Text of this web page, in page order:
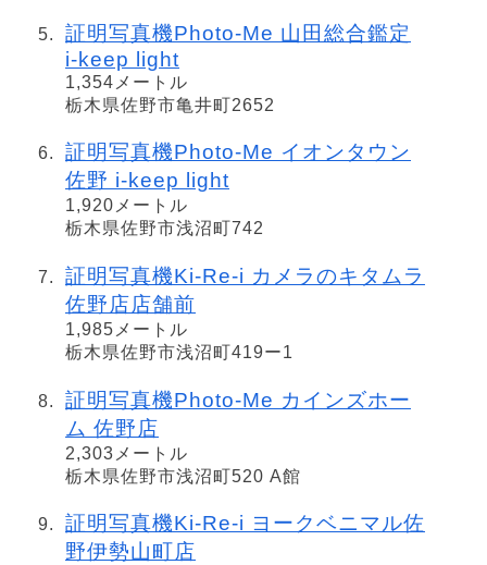
証明写真機Photo-Me 山田総合鑑定
i-keep light
1,354メートル
栃木県佐野市亀井町2652
証明写真機Photo-Me イオンタウン
佐野 i-keep light
1,920メートル
栃木県佐野市浅沼町742
証明写真機Ki-Re-i カメラのキタムラ
佐野店店舗前
1,985メートル
栃木県佐野市浅沼町419ー1
証明写真機Photo-Me カインズホー
ム 佐野店
2,303メートル
栃木県佐野市浅沼町520 A館
証明写真機Ki-Re-i ヨークベニマル佐
野伊勢山町店